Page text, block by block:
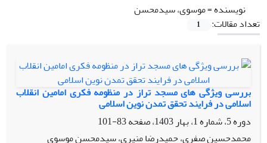
نویسنده =موسوی، سیدمحسن
تعداد مقالات:
1
بررسی ویژگی های مسجد تراز در منظومه فکری امامین انقلاب
اسلامی در فرایند تحقق تمدن نوین اسلامی
دوره 5، شماره 1، بهار 1403، صفحه
83-101
محمدحسین صفری، حمیدرضا منیری، سیدمحسن موسوی